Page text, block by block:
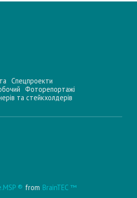
Спецпроекти
Фоторепортажі
та стейкхолдерiв
® from BrainTEC ™